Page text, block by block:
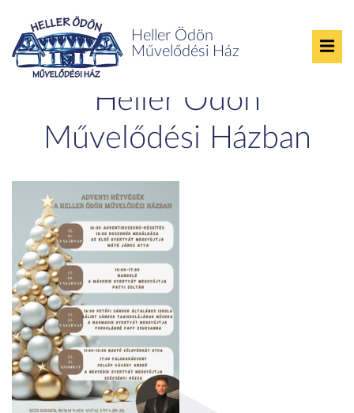
Heller Ödön
Művelődési Ház
Adventi hétvégék a
Heller Ödön
Művelődési Házban